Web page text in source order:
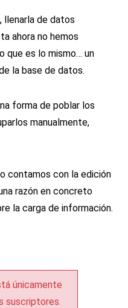
llenarla de datos
ahora no hemos
que es lo mismo… un
la base de datos.
forma de poblar los
manualmente,
contamos con la edición
razón en concreto
la carga de información.
únicamente
suscriptores.